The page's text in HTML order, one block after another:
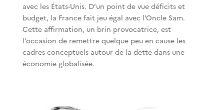
avec les États-Unis. D’un point de vue déficits et
budget, la France fait jeu égal avec l’Oncle Sam.
Cette affirmation, un brin provocatrice, est
l’occasion de remettre quelque peu en cause les
cadres conceptuels autour de la dette dans une
économie globalisée.